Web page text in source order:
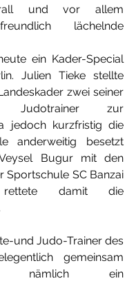
und vor allem
lächelnde
ein Kader-Special
Julien Tieke stellte
zwei seiner
Judotrainer zur
jedoch kurzfristig die
anderweitig besetzt
Bugur mit den
Sportschule SC Banzai
damit die
und Judo-Trainer des
gemeinsam
nämlich ein